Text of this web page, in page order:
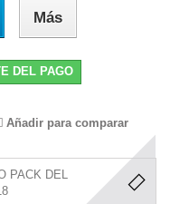
Más
DEL PAGO
Añadir para comparar